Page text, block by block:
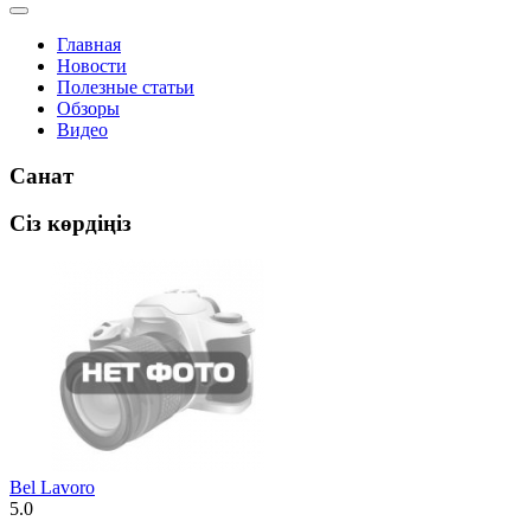
Главная
Новости
Полезные статьи
Обзоры
Видео
Санат
Сіз көрдіңіз
Bel Lavoro
5.0